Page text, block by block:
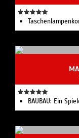
BAUBAU: Ein